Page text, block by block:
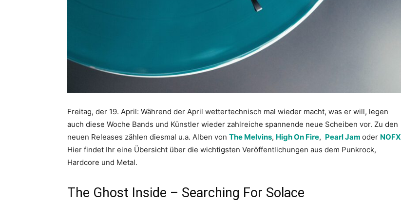
Freitag, der 19. April: Während der April wettertechnisch mal wieder macht, was er will, legen
auch diese Woche Bands und Künstler wieder zahlreiche spannende neue Scheiben vor. Zu den
neuen Releases zählen diesmal u.a. Alben von The Melvins, High On Fire, Pearl Jam oder NOFX
Hier findet Ihr eine Übersicht über die wichtigsten Veröffentlichungen aus dem Punkrock,
Hardcore und Metal.
The Ghost Inside – Searching For Solace